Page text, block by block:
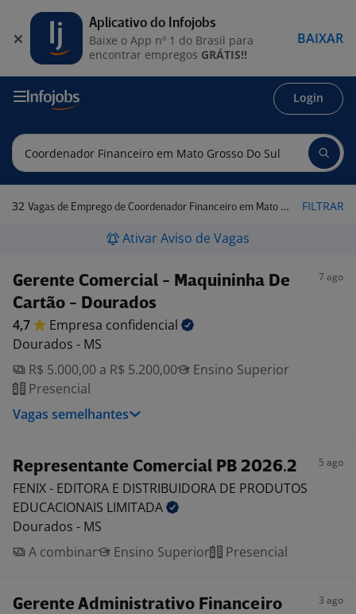
Login
32 Vagas de Emprego de Coordenador Financeiro em Mato Grosso do Sul FILTRAR
Ativar Aviso de Vagas
Gerente Comercial - Maquininha De
Cartão - Dourados
7 ago
4,7 Empresa confidencial
Dourados - MS
R$ 5.000,00 a R$ 5.200,00
Ensino Superior
Presencial
Vagas semelhantes
Representante Comercial PB 2026.2 5 ago
FENIX - EDITORA E DISTRIBUIDORA DE PRODUTOS
EDUCACIONAIS LIMITADA
Dourados - MS
A combinar
Ensino Superior Presencial
Gerente Administrativo Financeiro 3 ago
Aplicativo do Infojobs
Baixe o App nº 1 do Brasil para
encontrar empregos GRÁTIS!!
BAIXAR